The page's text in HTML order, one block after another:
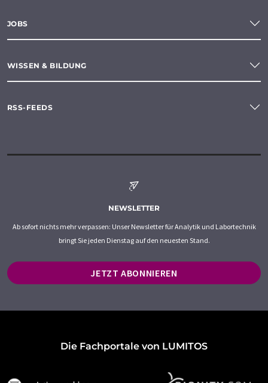
JOBS
WISSEN & BILDUNG
RSS-FEEDS
NEWSLETTER
Ab sofort nichts mehr verpassen: Unser Newsletter für Analytik und Labortechnik
bringt Sie jeden Dienstag auf den neuesten Stand.
JETZT ABONNIEREN
Die Fachportale von LUMITOS